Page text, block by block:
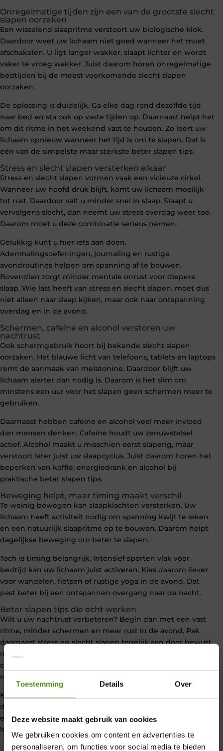
Toestemming Details Over
Deze website maakt gebruik van cookies
We gebruiken cookies om content en advertenties te
personaliseren, om functies voor social media te bieden
Onregelmatige tijden zijn een van de grootste slecht
slapen oorzaken
Een wisselend slaapritme verstoort uw biologische klok.
Daardoor weet uw lichaam niet goed wanneer het moet
afschakelen. U ligt langer wakker, slaapt lichter en wordt
vaker te vroeg wakker. Juist daarom horen onregelmatige
bedtijden bij de meest voorkomende slecht slapen
oorzaken.
De oplossing is duidelijk. Ga elke dag rond dezelfde tijd
naar bed en sta ook op vaste tijden op. Daarnaast helpt het
om dit ritme in het weekend vast te houden. Zo leert uw
lichaam opnieuw wanneer het tijd is om te slapen. Dat is
één van de simpelste maar sterkste beter slapen tips.
Stress en slecht slapen versterken elkaar
Stress en slecht slapen vormen vaak een vicieuze cirkel.
Wanneer uw hoofd druk blijft, komt uw lichaam moeilijk
tot rust. Daardoor valt u minder snel in slaap. Slaapt u
vervolgens slecht, dan neemt uw stress overdag weer toe.
Daarom moet u deze combinatie serieus nemen.
Gelukkig kunt u hier iets aan doen.
Ademhalingsoefeningen, journaling en rustige
avondroutines helpen om spanning af te bouwen.
Bovendien zorgt minder mentale onrust voor diepere
slaap. Wie last heeft van stress en slecht slapen, moet dus
niet alleen naar slaap kijken, maar ook naar ontspanning
overdag en in de avond.
Schermen, cafeïne en alcohol verstoren uw
nachtrust
Ook schermgebruik hoort bij bekende slecht slapen
oorzaken. Het blauwe licht van telefoons, tablets en laptops
remt de aanmaak van melatonine. Daardoor blijft uw
lichaam alerter dan nodig is. Daarom is het slim om
minstens een uur voor het slapen geen schermen meer te
gebruiken.
Daarnaast hebben cafeïne en alcohol veel meer invloed
dan mensen denken. Cafeïne houdt uw zenuwstelsel
actief. Alcohol maakt u misschien eerst slaperig, maar
verstoort later juist uw slaapcyclus. Juist daarom horen het
beperken van koffie, energiedrank en alcohol bij
praktische beter slapen tips.
Beweging helpt, maar timing maakt verschil
Te weinig bewegen kan slaapklachten versterken. Uw
lichaam heeft activiteit nodig om spanning kwijt te raken
en een natuurlijk slaapritme op te bouwen. Daarom helpt
dagelijkse beweging om beter te slapen.
Toch is timing belangrijk. Intensief sporten vlak voor
bedtijd kan uw lichaam juist activeren. Kies daarom liever
voor wandelen, fietsen of rustige yoga in de avond. Dat
past beter bij een ontspannen overgang naar de nacht.
Beter slapen tips die echt werken
Wilt u uw nachtrust verbeteren? Begin dan met een vast
ritme, minder schermen en meer rust in de avond. Pak
daarnaast stress en slecht slapen tegelijk aan door bewust
momenten van ontspanning in te bouwen. Juist kleine,
consequente veranderingen geven vaak het beste
resultaat.
Kortom, veel slecht slapen oorzaken zitten in gewoontes
die u kunt aanpassen. Door hier bewust mee om te gaan
en deze beter slapen tips toe te passen, slaapt u rustiger,
herstelt u beter en start u energieker aan uw dag.